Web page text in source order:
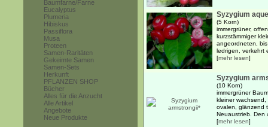
Baumfarne/Farne
Eucalyptus
Plumeria
Hibiskus
Passiflora
Musa
Proteen
Samen-Raritäten
Gekeimte Samen
Samen-Sets
Herkunft
PFLANZEN SHOP
Bücher
Alles für die Anzucht
Alle Artikel
Angebote
Neue Produkte
Syzygium
(5 Korn)
immergrüner,
kurzstämmiger
angeordneten,
ledrigen, verkehrt
[mehr lesen]
Syzygium
(10 Korn)
immergrüner
kleiner
ovalen, glänzend
Neuaustrieb. Den
[mehr lesen]